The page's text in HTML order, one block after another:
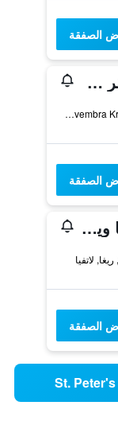
الصفقة
ويلتون ريفر سايد سبا هوتل
11. Novembra Krastmala, 33, ريغا, لاتفيا
الصفقة
فندق وسبا ويلتون ريغا
الصفقة